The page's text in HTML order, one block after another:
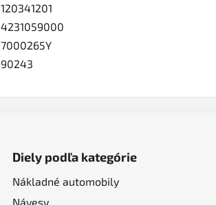
120341201
4231059000
7000265Y
90243
Diely podľa kategórie
Nákladné automobily
Návesy